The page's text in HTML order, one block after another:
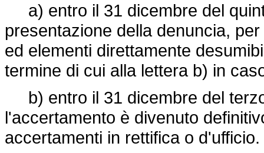
a) entro il 31 dicembre del
presentazione della denuncia,
ed elementi direttamente
termine di cui alla lettera b) in
b) entro il 31 dicembre del
l'accertamento è divenuto
accertamenti in rettifica o d'ufficio.